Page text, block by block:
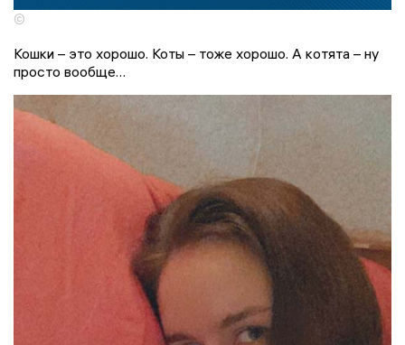
©
Кошки – это хорошо. Коты – тоже хорошо. А котята – ну
просто вообще…